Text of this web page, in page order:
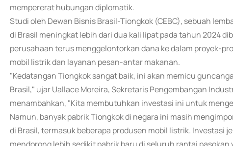
mempererat hubungan diplomatik.
Studi oleh Dewan Bisnis Brasil-Tiongkok (CEBC), sebuah
di Brasil meningkat lebih dari dua kali lipat pada tahun 2024
perusahaan terus menggelontorkan dana ke dalam proyek-
mobil listrik dan layanan pesan-antar makanan.
"Kedatangan Tiongkok sangat baik, ini akan memicu
Brasil," ujar Uallace Moreira, Sekretaris Pengembangan
menambahkan, "Kita membutuhkan investasi ini untuk
Namun, banyak pabrik Tiongkok di negara ini masih
di Brasil, termasuk beberapa produsen mobil listrik. Investasi